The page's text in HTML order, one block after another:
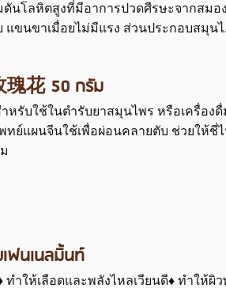
นโลหิตสูงที่มีอาการปวดศีรษะจากสมอ
ขนขาเมื่อยไม่มีแรง ส่วนประกอบสมุนไ
瑰花 50 กรัม
หรับใช้ในตำรับยาสมุนไพร หรือเครื่อง
ย์แผนจีนใช้เพื่อผ่อนคลายตับ ช่วยให้ชี่ไ
ฟนเนลมิ้นท์
ทำให้เลือดและพลังไหลเวียนดี♦ ทำให้ผิ